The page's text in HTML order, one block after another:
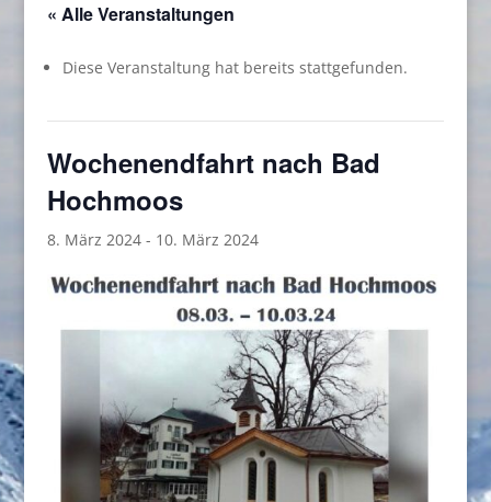
« Alle Veranstaltungen
Diese Veranstaltung hat bereits stattgefunden.
Wochenendfahrt nach Bad
Hochmoos
8. März 2024- 10. März 2024